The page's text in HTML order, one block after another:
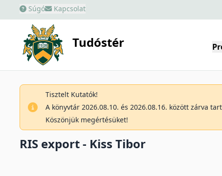
Súgó Kapcsolat
Tudóstér
Tisztelt Kutatók!
A könyvtár 2026.08.10. és 2026.08.16. között zárva
Köszönjük megértésüket!
RIS export - Kiss Tibor